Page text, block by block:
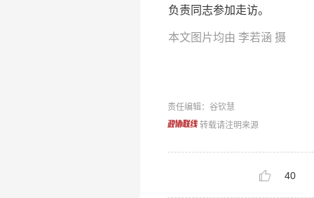
负责同志参加走访。
本文图片均由 李若涵 摄
责任编辑：谷钦慧
转载请注明来源
40